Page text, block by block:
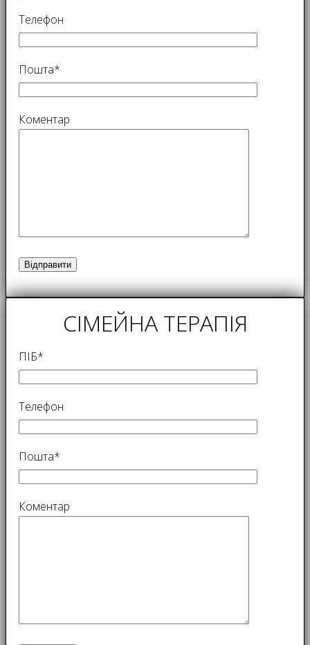
Телефон
Пошта*
Коментар
СІМЕЙНА ТЕРАПІЯ
ПІБ*
Телефон
Пошта*
Коментар